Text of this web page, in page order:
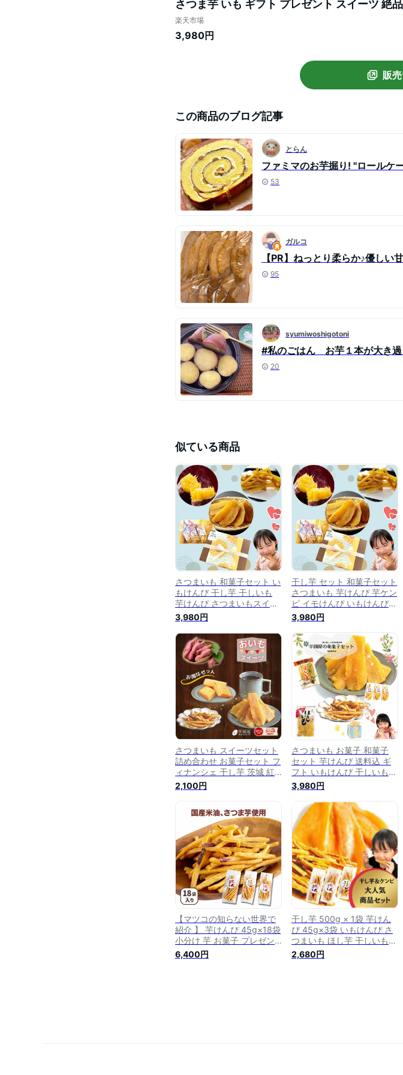
さつま芋 いも ギフト プレゼント スイーツ 絶
生日 健康 詰め合わせ 和菓子 詰合せ 快気祝い
楽天市場
3,980円
販
この商品のブログ記事
とらん
ファミマのお芋掘り! ''ロールケ
53
ガルコ
【PR】ねっとり柔らか♪優しい
95
syumiwoshigotoni
#私のごはん お芋１本が大き過
20
似ている商品
さつまいも 和菓子セット い
もけんぴ 干し芋 干しいも
芋けんぴ さつまいもスイー
ツ さつま芋 食べ物 食品 和
菓子 和スイーツ いも スイ
ーツ お菓子 絶品 高級 お取
り寄せ 男性 女性 誕生日 健
康 詰め合わせ ギフト さつ
まいものお菓子 gift-k
3,980円
干し芋 セット 和菓子セット
さつまいも 芋けんぴ 芋ケン
ピ イモけんぴ いもけんぴ
干しいも 冷凍焼き芋 冷凍焼
きいも いもスイーツ プレゼ
ント さつまいもスイーツ 食
べ物 詰め合わせ ギフト 和
菓子 和スイーツ お菓子 絶
品 高級 お取り寄せ 送料無
料 gift-k-kei
3,980円
さつまいも スイーツセット
詰め合わせ お菓子セット フ
ィナンシェ 干し芋 茨城 紅
はるか スイーツ お取り寄せ
干しいも ほしいも 干芋 芋
おかし おイモ 和菓子 さつ
まいもスイーツ お菓子の詰
め合わせ
2,100円
さつまいも お菓子 和菓子
セット 芋けんぴ 送料込 ギ
フト いもけんぴ 干しいも
干し芋 国産 無添加 プレゼ
ント さつまいもスイーツ 無
添加干し芋 無添加ほしいも
誕生日 食べ物 男性 女性 健
康 詰め合わせ 食品 40代 50
代 60代 70代 スイーツ 絶品
高級 送料無料 gift-ajk
3,980円
【マツコの知らない世界で
紹介 】 芋けんぴ 45g×18袋
小分け 芋 お菓子 プレゼン
ト 芋けんぴ サツマイモ い
もけんぴ さつまいもスイー
6,400円
干し芋 500g × 1袋 芋けん
ぴ 45g×3袋 いもけんぴ さ
つまいも ほし芋 干しいも
高級 甘い ほしいも お菓子
さつま芋 サツマイモ 和菓子
2,680円